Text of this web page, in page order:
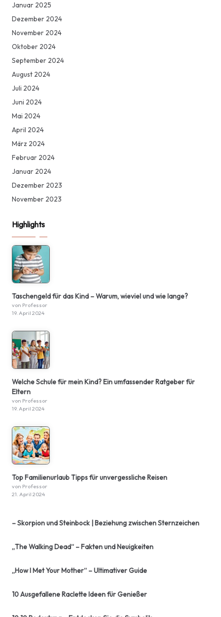
Januar 2025
Dezember 2024
November 2024
Oktober 2024
September 2024
August 2024
Juli 2024
Juni 2024
Mai 2024
April 2024
März 2024
Februar 2024
Januar 2024
Dezember 2023
November 2023
Highlights
Taschengeld für das Kind – Warum, wieviel und wie lange?
von Professor
19. April 2024
Welche Schule für mein Kind? Ein umfassender Ratgeber für
Eltern
von Professor
19. April 2024
Top Familienurlaub Tipps für unvergessliche Reisen
von Professor
21. April 2024
– Skorpion und Steinbock | Beziehung zwischen Sternzeichen
„The Walking Dead“ – Fakten und Neuigkeiten
„How I Met Your Mother“ – Ultimativer Guide
10 Ausgefallene Raclette Ideen für Genießer